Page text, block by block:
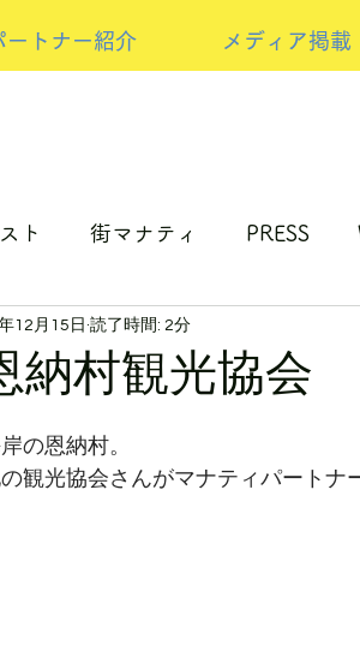
ートナー紹介 メディア掲載
ト 街マナティ PRESS
サイクルの取り組み
村観光協会
12月15日 読了時間: 2分
の恩納村。
観光協会さんがマナティパートナ